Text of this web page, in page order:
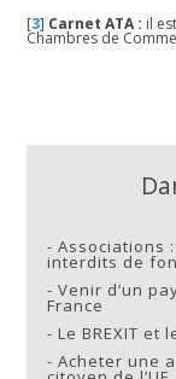
[3] Carnet ATA : il
Chambres de
-Associations
interdits de
-Venir d’un
France
-Le BREXIT et
-Acheter une